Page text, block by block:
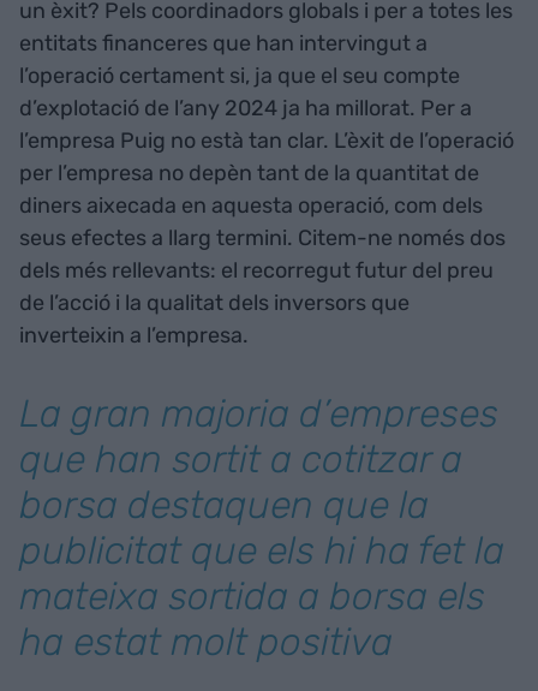
un èxit? Pels coordinadors globals i per a totes les
entitats financeres que han intervingut a
l’operació certament si, ja que el seu compte
d’explotació de l’any 2024 ja ha millorat. Per a
l’empresa Puig no està tan clar. L’èxit de l’operació
per l’empresa no depèn tant de la quantitat de
diners aixecada en aquesta operació, com dels
seus efectes a llarg termini. Citem-ne només dos
dels més rellevants: el recorregut futur del preu
de l’acció i la qualitat dels inversors que
inverteixin a l’empresa.
La gran majoria d’empreses
que han sortit a cotitzar a
borsa destaquen que la
publicitat que els hi ha fet la
mateixa sortida a borsa els
ha estat molt positiva